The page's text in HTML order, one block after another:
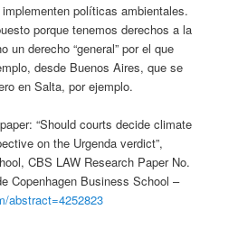
políticas ambientales.
porque tenemos derechos a la
un derecho “general” por el que
desde Buenos Aires, que se
en Salta, por ejemplo.
“Should courts decide climate
on the Urgenda verdict”,
CBS LAW Research Paper No.
Copenhagen Business School –
abstract=4252823